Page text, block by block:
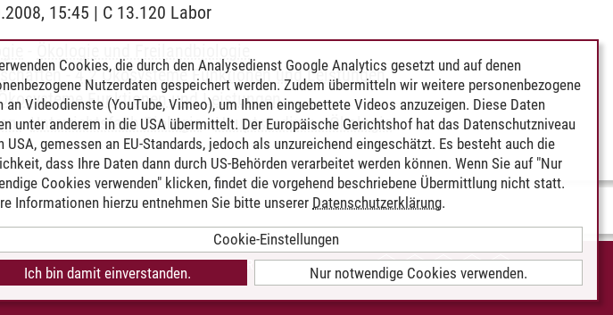
15:45 | C 13.120 Labor
-4.2 Ökosysteme Funktionen und Leistungen
Funktionen und Leistungen
-Unterrichtsfach Biologie-Hauptstudium - Ökologie
DATENSCHUTZ
BARRIEREFREIHEIT
Cookies, die durch den Analysedienst Google Analytics gesetzt und auf denen
Nutzerdaten gespeichert werden. Zudem übermitteln wir weitere personenbezogene
an Videodienste (YouTube, Vimeo), um Ihnen eingebettete Videos anzuzeigen. Diese Daten
unter anderem in die USA übermittelt. Der Europäische Gerichtshof hat das Datenschutzniveau
USA, gemessen an EU-Standards, jedoch als unzureichend eingeschätzt. Es besteht auch die
dass Ihre Daten dann durch US-Behörden verarbeitet werden können. Wenn Sie auf "Nur
Cookies verwenden" klicken, findet die vorgehend beschriebene Übermittlung nicht statt.
Informationen hierzu entnehmen Sie bitte unserer Datenschutzerklärung.
Cookie-Einstellungen
Nur notwendige Cookies verwenden.
Ich bin damit einverstanden.